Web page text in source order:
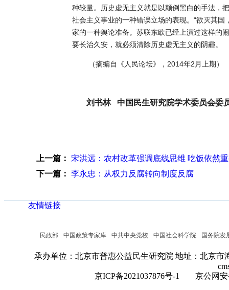
种较量。历史虚无主义就是以颠倒黑白的手法，
社会主义事业的一种错误立场的表现。“欲灭其
家的一种舆论准备。苏联东欧已经上演过这样的
要长治久安，就必须清除历史虚无主义的阴霾。
（摘编自《人民论坛》，2014年2月上期）
刘书林 中国民生研究院学术委员会委
上一篇： 宋洪远：农村改革强调底线思维 吃饭依然
下一篇： 李永忠：从权力反腐转向制度反腐
友情链接
民政部 中国政策专家库 中共中央党校 中国社会科学院 国务院发
承办单位：北京市普惠公益民生研究院 地址：北京市
京ICP备2021037876号-1
京公网安